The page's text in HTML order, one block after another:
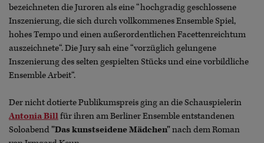
bezeichneten die Juroren als eine “hochgradig geschlossene
Inszenierung, die sich durch vollkommenes Ensemble Spiel,
hohes Tempo und einen außerordentlichen Facettenreichtum
auszeichnete“. Die Jury sah eine “vorzüglich gelungene
Inszenierung des selten gespielten Stücks und eine vorbildliche
Ensemble Arbeit“.
Der nicht dotierte Publikumspreis ging an die Schauspielerin
Antonia Billfür ihren am Berliner Ensemble entstandenen
Soloabend"Das kunstseidene Mädchen"nach dem Roman